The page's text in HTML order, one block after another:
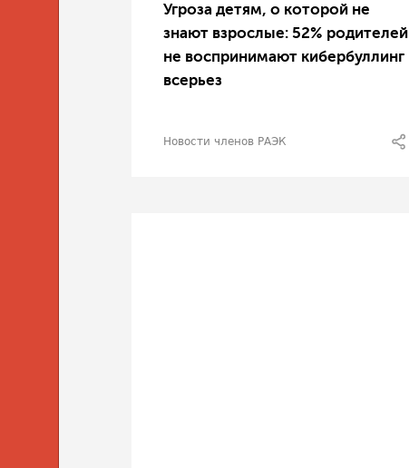
Угроза детям, о которой не
знают взрослые: 52% родителей
не воспринимают кибербуллинг
всерьез
Новости членов РАЭК